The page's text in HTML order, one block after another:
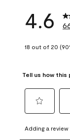
4.6
18 out of 20
Tell us how
to
to
Adding a